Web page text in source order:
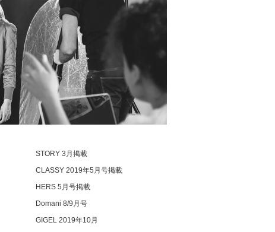
STORY 3月掲載
CLASSY 2019年5月号掲載
HERS 5月号掲載
Domani 8/9月号
GIGEL 2019年10月